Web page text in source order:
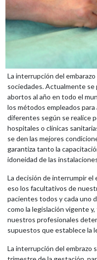
La interrupción del
sociedades. Actualmente
abortos al año en todo el
los métodos empleados
diferentes según se realice
hospitales o clínicas
se den las mejores
garantiza tanto la
idoneidad de las
La decisión de interrumpir el
eso los facultativos de
pacientes todos y cada uno
como la legislación vigente
nuestros profesionales
supuestos que establece la
La interrupción del embrazo